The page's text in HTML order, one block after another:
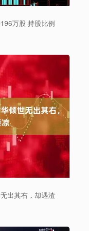
万股 持股比例
出其右，却遇渣